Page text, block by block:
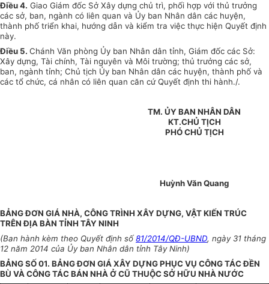
Điều 4. Giao Giám đốc Sở Xây dựng chủ trì, phối hợp với thủ trưởng
các sở, ban, ngành có liên quan và Ủy ban Nhân dân các huyện,
thành phố triển khai, hướng dẫn và kiểm tra việc thực hiện Quyết định
này.
Điều 5. Chánh Văn phòng Ủy ban Nhân dân tỉnh, Giám đốc các Sở:
Xây dựng, Tài chính, Tài nguyên và Môi trường; thủ trưởng các sở,
ban, ngành tỉnh; Chủ tịch Ủy ban Nhân dân các huyện, thành phố và
các tổ chức, cá nhân có liên quan căn cứ Quyết định thi hành./.
TM. ỦY BAN NHÂN DÂN
KT.CHỦ TỊCH
PHÓ CHỦ TỊCH
Huỳnh Văn Quang
BẢNG ĐƠN GIÁ NHÀ, CÔNG TRÌNH XÂY DỰNG, VẬT KIẾN TRÚC
TRÊN ĐỊA BÀN TỈNH TÂY NINH
(Ban hành kèm theo Quyết định số81/2014/QĐ-UBND, ngày 31 tháng
12 năm 2014 của Ủy ban Nhân dân tỉnh Tây Ninh)
BẢNG SỐ 01. BẢNG ĐƠN GIÁ XÂY DỰNG PHỤC VỤ CÔNG TÁC ĐỀN
BÙ VÀ CÔNG TÁC BÁN NHÀ Ở CŨ THUỘC SỞ HỮU NHÀ NƯỚC